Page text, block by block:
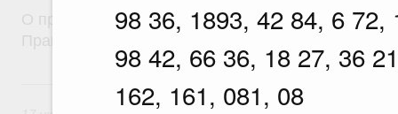
98 36, 1893, 42 84, 6
98 42, 66 36, 18 27, 36
162, 161, 081, 08
О признании утратившими силу некоторых актов
17 июля, пятница